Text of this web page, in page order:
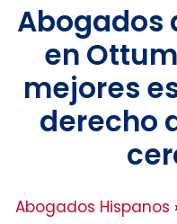
Abogados
en
mejores
derecho
Abogados Hispanos